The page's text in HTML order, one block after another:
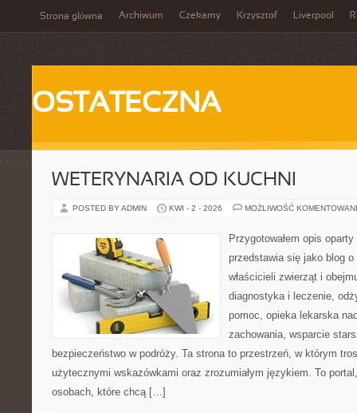
Strona główna Archiwum Czekamy Krzysztof Liverpool
OSTATECZNA
WETERYNARIA OD KUCHNI
POSTED BY ADMIN KWI - 2 - 2026 MOŻLIWOŚĆ
Przygotowałem opis
przedstawia się jako blog
właścicieli zwierząt i
diagnostyka i leczenie,
pomoc, opieka lekarska
zachowania, wsparcie
bezpieczeństwo w podróży. Ta strona to przestrzeń, w którym
użytecznymi wskazówkami oraz zrozumiałym językiem. To
osobach, które chcą […]